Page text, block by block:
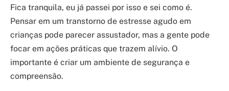
Fica tranquila, eu já passei por isso e sei como é.
Pensar em um transtorno de estresse agudo em
crianças pode parecer assustador, mas a gente pode
focar em ações práticas que trazem alívio. O
importante é criar um ambiente de segurança e
compreensão.